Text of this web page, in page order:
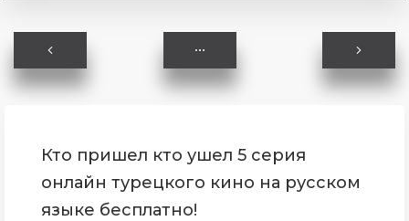
Кто пришел кто ушел 5 серия
онлайн турецкого кино на русском
языке бесплатно!